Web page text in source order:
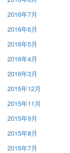
2016年7月
2016年6月
2016年5月
2016年4月
2016年3月
2015年12月
2015年11月
2015年9月
2015年8月
2015年7月